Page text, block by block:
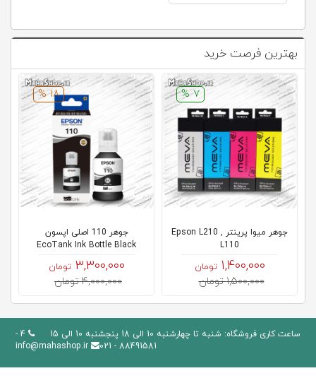
بهترین فرصت خرید
7 %
جوهر میوا پرینتر Epson L210 ,
L110
1,400,000 تومان
1,500,000 تومان
18 %
جوهر 110 اصلی اپسون
EcoTank Ink Bottle Black
3,300,000 تومان
4,000,000 تومان
ساعت کاری فروشگاه: شنبه تا چهارشنبه 10 الی 18 پنجشنبه 10 الی 15
4 -
88491581 - 021
info@mahashop.ir